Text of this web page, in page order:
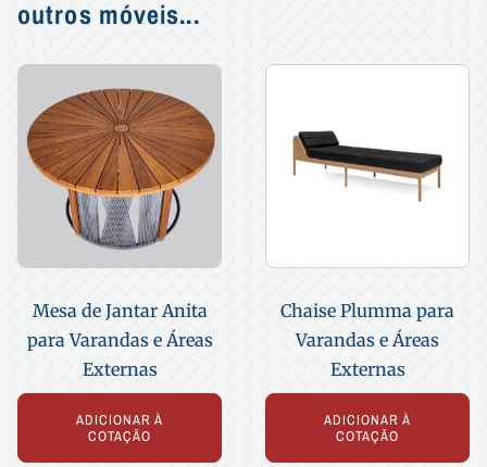
outros móveis...
Mesa de Jantar Anita
para Varandas e Áreas
Externas
ADICIONAR À
COTAÇÃO
Chaise Plumma para
Varandas e Áreas
Externas
ADICIONAR À
COTAÇÃO